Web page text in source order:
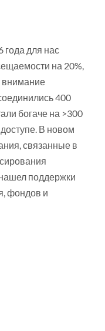
для нас
на 20%,
внимание
400
богаче на >300
В новом
связанные в
поддержки
фондов и